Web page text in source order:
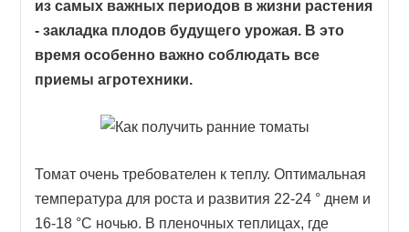
из самых важных периодов в жизни растения
- закладка плодов будущего урожая. В это
время особенно важно соблюдать все
приемы агротехники.
Томат очень требователен к теплу. Оптимальная
температура для роста и развития 22-24 ° днем и
16-18 °C ночью. В пленочных теплицах, где